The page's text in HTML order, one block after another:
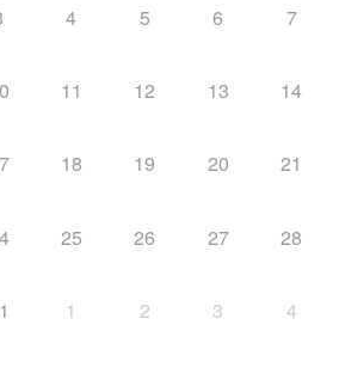
4 5 6 7
11 12 13 14
18 19 20 21
25 26 27 28
1 2 3 4